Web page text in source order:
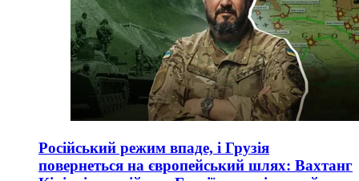
Російський режим впаде, і Грузія
повернеться на європейський шлях: Вахтанг